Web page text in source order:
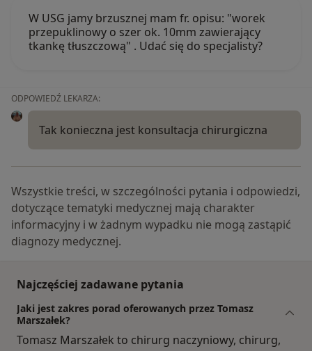
W USG jamy brzusznej mam fr. opisu: "worek
przepuklinowy o szer ok. 10mm zawierający
tkankę tłuszczową" . Udać się do specjalisty?
ODPOWIEDŹ LEKARZA:
Tak konieczna jest konsultacja chirurgiczna
Wszystkie treści, w szczególności pytania i odpowiedzi,
dotyczące tematyki medycznej mają charakter
informacyjny i w żadnym wypadku nie mogą zastąpić
diagnozy medycznej.
Najczęściej zadawane pytania
Jaki jest zakres porad oferowanych przez Tomasz
Marszałek?
Tomasz Marszałek to chirurg naczyniowy, chirurg,